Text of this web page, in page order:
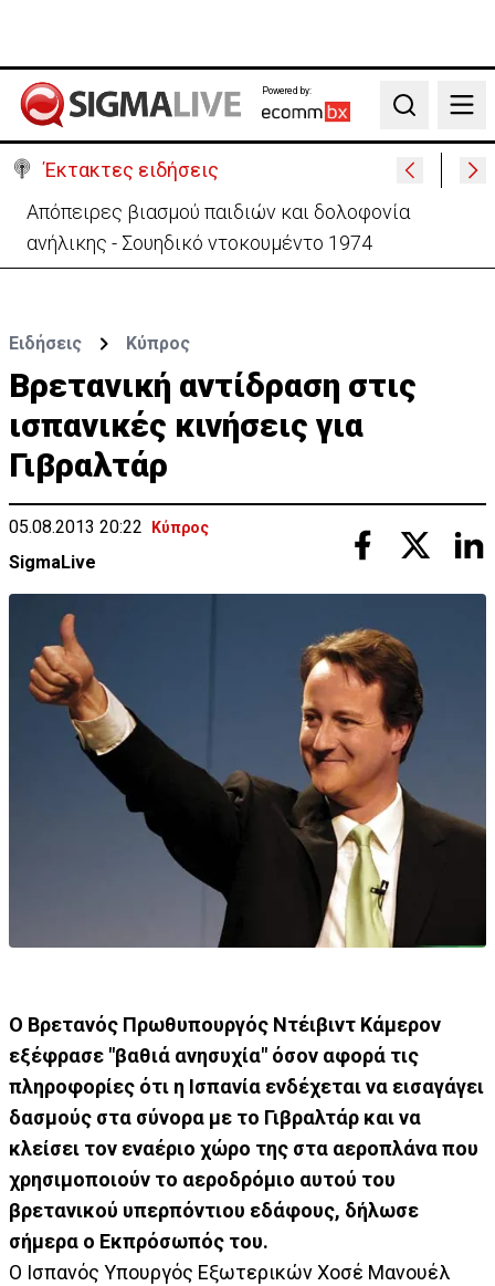
Powered by:
Search
Έκτακτες ειδήσεις
Μεγάλο πακέτο όπλων από Τουρκία προς Ουκρανία
-Κίνηση με μήνυμα προς Μόσχα;
Ειδήσεις Κύπρος
Βρετανική αντίδραση στις
ισπανικές κινήσεις για
Γιβραλτάρ
05.08.2013 20:22 Κύπρος
SigmaLive
Ο Βρετανός Πρωθυπουργός Ντέιβιντ Κάμερον
εξέφρασε "βαθιά ανησυχία" όσον αφορά τις
πληροφορίες ότι η Ισπανία ενδέχεται να εισαγάγει
δασμούς στα σύνορα με το Γιβραλτάρ και να
κλείσει τον εναέριο χώρο της στα αεροπλάνα που
χρησιμοποιούν το αεροδρόμιο αυτού του
βρετανικού υπερπόντιου εδάφους, δήλωσε
σήμερα ο Εκπρόσωπός του.
Ο Ισπανός Υπουργός Εξωτερικών Χοσέ Μανουέλ